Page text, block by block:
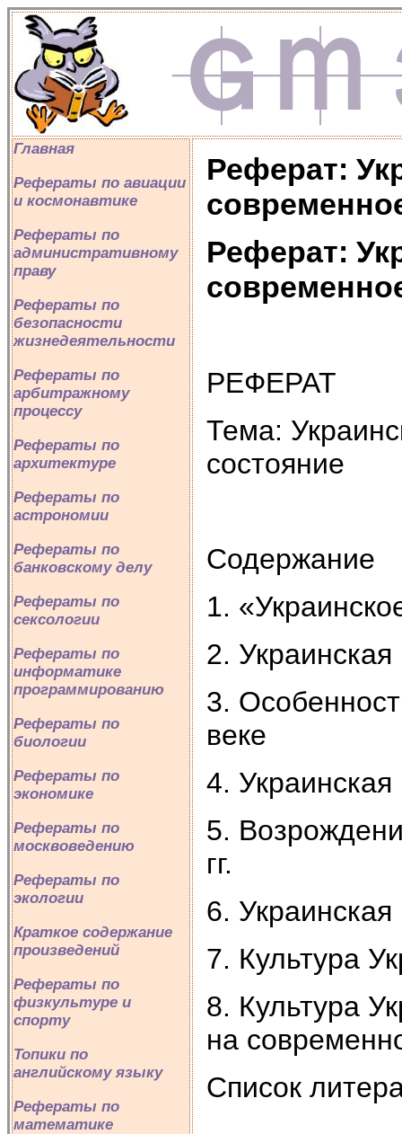
Главная
Рефераты по авиации
и космонавтике
Рефераты по
административному
праву
Рефераты по
безопасности
жизнедеятельности
Рефераты по
арбитражному
процессу
Рефераты по
архитектуре
Рефераты по
астрономии
Рефераты по
банковскому делу
Рефераты по
сексологии
Рефераты по
информатике
программированию
Рефераты по
биологии
Рефераты по
экономике
Рефераты по
москвоведению
Рефераты по
экологии
Краткое содержание
произведений
Рефераты по
физкультуре и
спорту
Топики по
английскому языку
Рефераты по
математике
Реферат:
Реферат:
РЕФЕРАТ
Тема:
состояние
Содержание
1.
2.
3.
веке
4. Украинская
5.
гг.
6. Украинская
7. Культура
8. Культура
на
Список